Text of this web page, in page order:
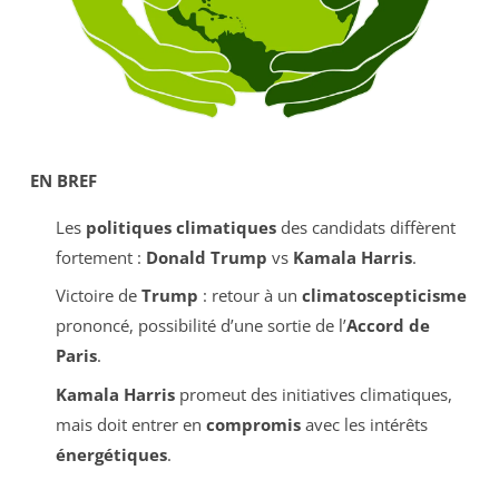
EN BREF
Les politiques climatiquesdes candidats diffèrent
fortement : Donald Trump vs Kamala Harris.
Victoire de Trump : retour à un climatoscepticisme
prononcé, possibilité d’une sortie de l’Accord de
Paris.
Kamala Harrispromeut des initiatives climatiques,
mais doit entrer en compromisavec les intérêts
énergétiques.